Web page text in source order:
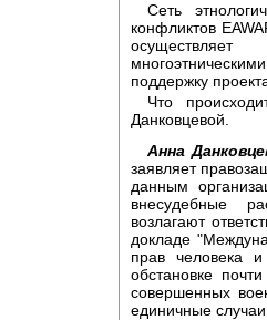
Сеть
конфликтов
поддержку
Что
Данковцевой.
Анна
заявляет
данным
внесудебные
возлагают
докладе
прав человека и
обстановке
совершенных
единичные